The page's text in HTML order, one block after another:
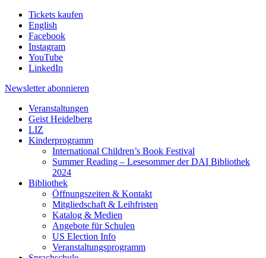
Tickets kaufen
English
Facebook
Instagram
YouTube
LinkedIn
Newsletter abonnieren
Veranstaltungen
Geist Heidelberg
LIZ
Kinderprogramm
International Children’s Book Festival
Summer Reading – Lesesommer der DAI Bibliothek
2024
Bibliothek
Öffnungszeiten & Kontakt
Mitgliedschaft & Leihfristen
Katalog & Medien
Angebote für Schulen
US Election Info
Veranstaltungsprogramm